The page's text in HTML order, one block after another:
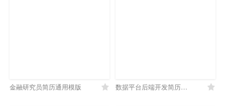
金融研究员简历通用模版 数据平台后端开发简历通用模版